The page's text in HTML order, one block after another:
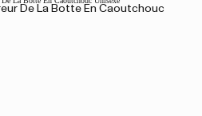
De La Botte En Caoutchouc